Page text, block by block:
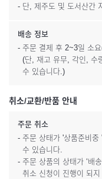
- 단, 제주도 및 도서산간
배송 정보
- 주문 결제 후 2~3일 소
(단, 재고 유무, 각인, 수
수 있습니다.)
취소/교환/반품 안내
주문 취소
- 주문 상태가 '상품준비중
수 있습니다.
- 주문 상품의 상태가 ‘배
취소 신청이 진행이 되